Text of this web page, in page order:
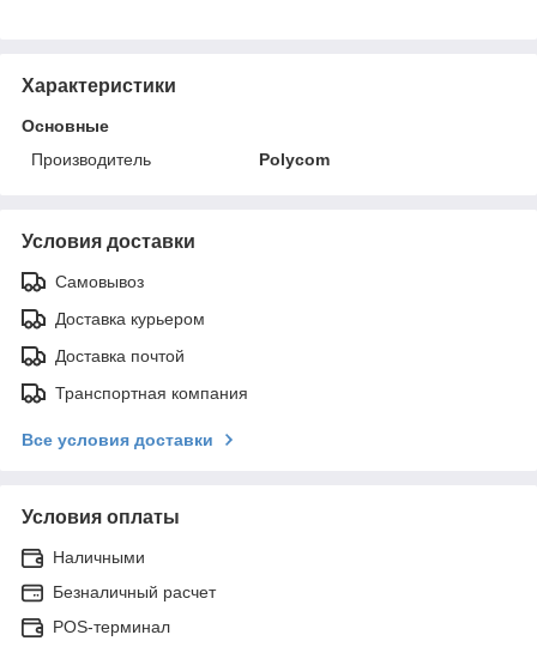
Характеристики
Основные
Производитель
Polycom
Условия доставки
Самовывоз
Доставка курьером
Доставка почтой
Транспортная компания
Все условия доставки
Условия оплаты
Наличными
Безналичный расчет
POS-терминал